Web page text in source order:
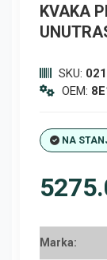
KVAKA
SKU:
OEM:
NA
Marka: